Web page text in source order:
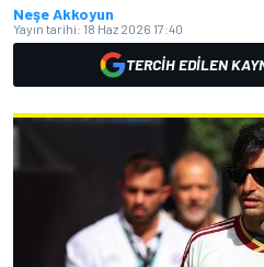
Neşe Akkoyun
Yayın tarihi: 18 Haz 2026 17:40
TERCIH EDILEN